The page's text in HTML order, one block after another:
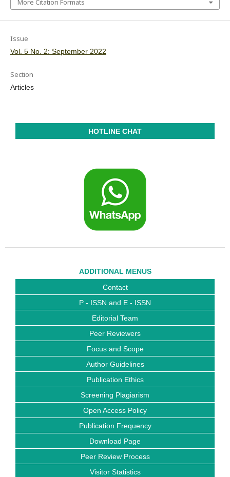
More Citation Formats
Issue
Vol. 5 No. 2: September 2022
Section
Articles
HOTLINE CHAT
ADDITIONAL MENUS
Contact
P - ISSN and E - ISSN
Editorial Team
Peer Reviewers
Focus and Scope
Author Guidelines
Publication Ethics
Screening Plagiarism
Open Access Policy
Publication Frequency
Download Page
Peer Review Process
Visitor Statistics